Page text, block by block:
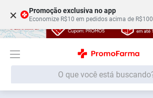
× Promoção exclusiva no app
Economize R$10 em pedidos acima de R$100
O que você está buscando?